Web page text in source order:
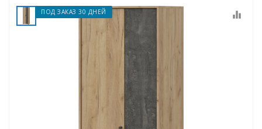
ПОД ЗАКАЗ 30 ДНЕЙ equalizer